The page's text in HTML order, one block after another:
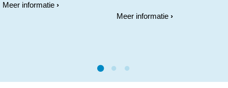
Meer informatie
Meer informatie